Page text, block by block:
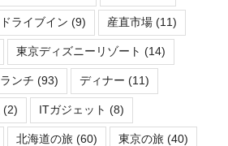
ドライブイン (9) 産直市場 (11)
東京ディズニーリゾート (14)
ランチ (93) ディナー (11)
(2) ITガジェット (8)
北海道の旅 (60) 東京の旅 (40)